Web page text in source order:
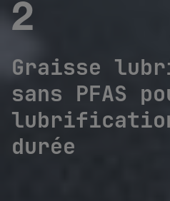
2
Graisse
sans PFAS
durée